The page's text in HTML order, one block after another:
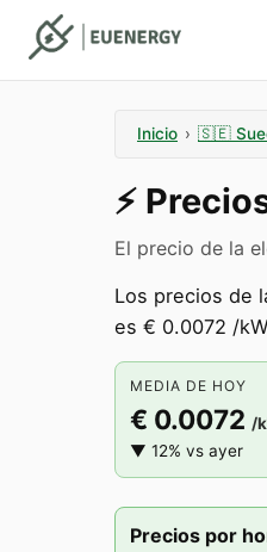
Inicio › 🇸🇪
⚡️
El precio de la
Los precios de
es € 0.0072 /
MEDIA DE HOY
€ 0.0072 /
▼ 12% vs ayer
Precios por